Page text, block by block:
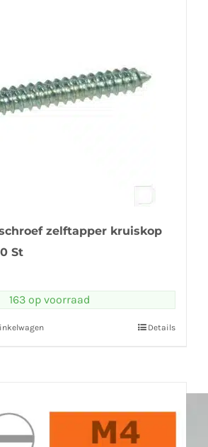
zelftapper kruiskop
St
163 op voorraad
Details